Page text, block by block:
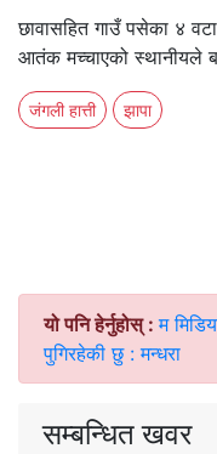
छावासहित गाउँ पसेका ४
आतंक मच्चाएको स्थानीयले
जंगली हात्ती झापा
यो पनि हेर्नुहोस् :म
पुगिरहेकी छु : मन्धरा
सम्बन्धित खवर